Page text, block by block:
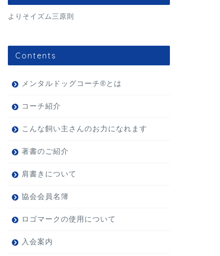
よりそイズム三原則
Contents
メンタルドッグコーチ®とは
コーチ紹介
こんな飼い主さんのお力になれます
著書のご紹介
肩書きについて
協会会員名簿
ロゴマークの使用について
入会案内